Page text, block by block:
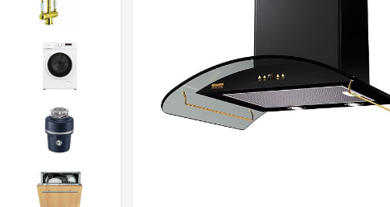
Стиральные машины